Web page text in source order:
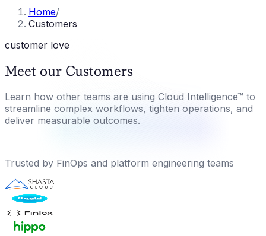
Home/
Customers
customer love
Meet our Customers
Learn how other teams are using Cloud Intelligence™ to
streamline complex workflows, tighten operations, and
deliver measurable outcomes.
Trusted by FinOps and platform engineering teams